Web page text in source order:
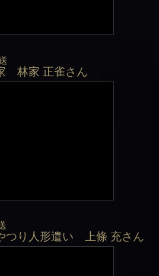
林家 正雀さん
つり人形遣い 上條 充さん